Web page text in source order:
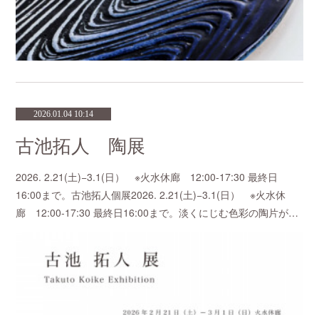
2026.01.04 10:14
古池拓人 陶展
2026. 2.21(土)−3.1(日） ※火水休廊 12:00-17:30 最終日
16:00まで。古池拓人個展2026. 2.21(土)−3.1(日） ※火水休
廊 12:00-17:30 最終日16:00まで。淡くにじむ色彩の陶片が…